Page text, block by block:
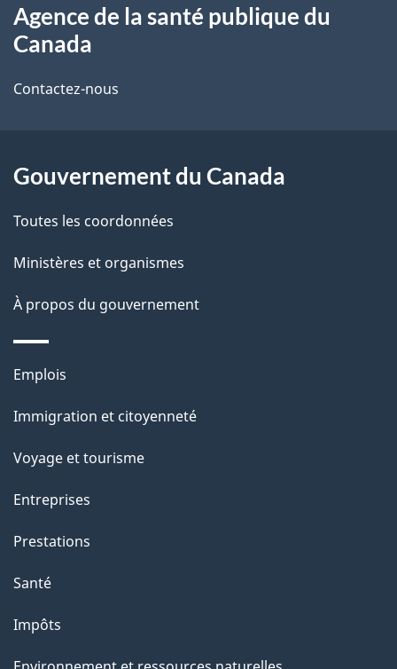
i
s
e
l
a
p
a
g
e
propos
de
ce
Agence de la santé publique du
Canada
Contactez-nous
Gouvernement du Canada
Toutes les coordonnées
Ministères et organismes
À propos du gouvernement
Thèmes
sujets
Emplois
Immigration et citoyenneté
Voyage et tourisme
Entreprises
Prestations
Santé
Impôts